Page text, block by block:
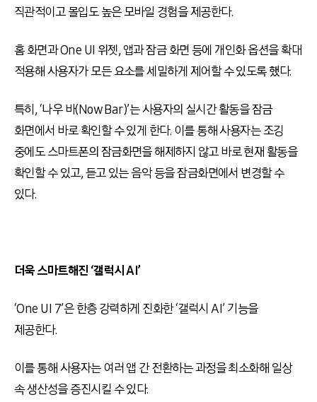
직관적이고 몰입도 높은 모바일 경험을 제공한다.
홈 화면과One UI 위젯,앱과 잠금 화면 등에 개인화 옵션을 확대
적용해 사용자가 모든 요소를 세밀하게 제어할 수 있도록 했다.
특히 , ‘나우 바(Now Bar)’는 사용자의 실시간 활동을 잠금
화면에서 바로 확인할 수 있게 한다. 이를 통해 사용자는 조깅
중에도 스마트폰의 잠금화면을 해제하지 않고 바로 현재 활동을
확인할 수 있고,듣고 있는 음악 등을 잠금화면에서 변경할 수
있다.
더욱 스마트해진 ‘갤럭시 AI’
‘One UI 7’은 한층 강력하게 진화한‘갤럭시 AI’ 기능을
제공한다.
이를 통해 사용자는 여러 앱 간 전환하는 과정을 최소화해 일상
속 생산성을 증진시킬 수 있다.